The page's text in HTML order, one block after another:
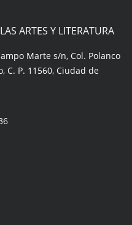
ARTES Y LITERATURA
Marte s/n, Col. Polanco
C. P. 11560, Ciudad de